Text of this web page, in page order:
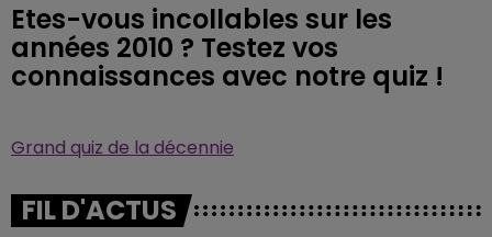
Etes-vous incollables sur les
années 2010 ? Testez vos
connaissances avec notre quiz !
Grand quiz de la décennie
FIL D'ACTUS